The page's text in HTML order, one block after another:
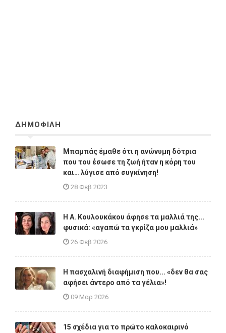
ΔΗΜΟΦΙΛΗ
Μπαμπάς έμαθε ότι η ανώνυμη δότρια
που του έσωσε τη ζωή ήταν η κόρη του
και… λύγισε από συγκίνηση!
28 Φεβ 2023
Η A. Κουλουκάκου άφησε τα μαλλιά της...
φυσικά: «αγαπώ τα γκρίζα μου μαλλιά»
26 Φεβ 2026
Η πασχαλινή διαφήμιση που... «δεν θα σας
αφήσει άντερο από τα γέλια»!
09 Μαρ 2026
15 σχέδια για το πρώτο καλοκαιρινό